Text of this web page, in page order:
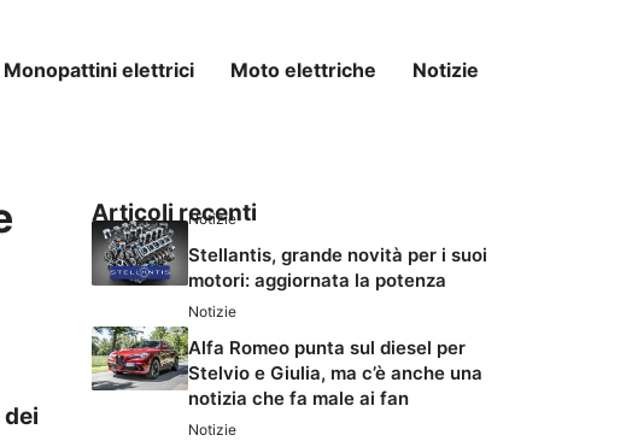
Monopattini elettrici Moto elettriche Notizie
Articoli recenti
Notizie
Stellantis, grande novità per i suoi
motori: aggiornata la potenza
Notizie
Alfa Romeo punta sul diesel per
Stelvio e Giulia, ma c’è anche una
notizia che fa male ai fan
Notizie